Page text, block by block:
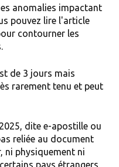
anomalies impactant
pouvez lire l'article
contourner les
de 3 jours mais
rarement tenu et peut
dite e-apostille ou
reliée au document
ni physiquement ni
pays étrangers